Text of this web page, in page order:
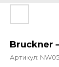
Bruckner
Артикул: